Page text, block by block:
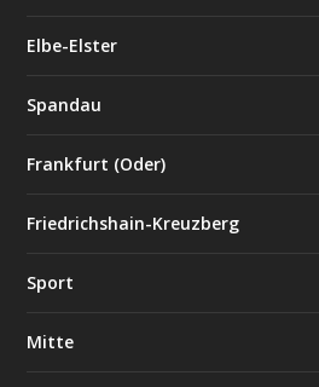
Elbe-Elster
Spandau
Frankfurt (Oder)
Friedrichshain-Kreuzberg
Sport
Mitte